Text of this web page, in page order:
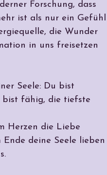
Forschung, dass
ist als nur ein Gefühl
die Wunder
in uns freisetzen
Seele: Du bist
bist fähig, die tiefste
Herzen die Liebe
deine Seele lieben